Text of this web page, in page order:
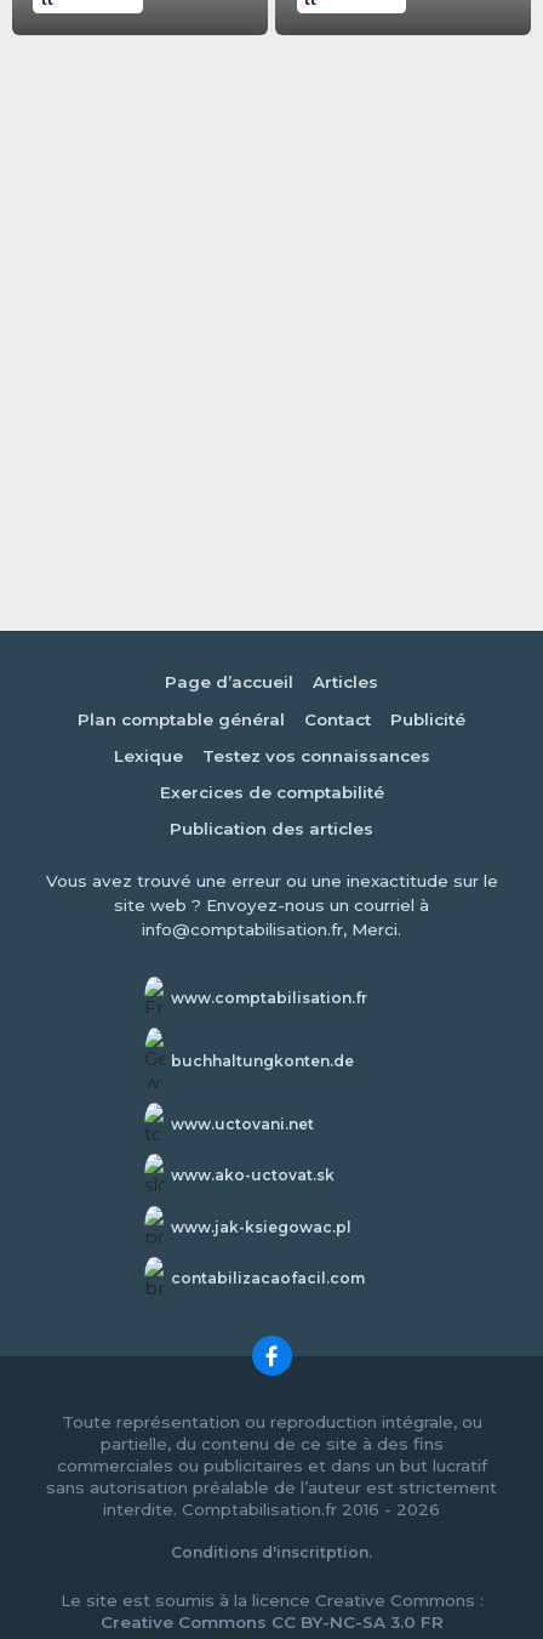
Page d’accueil
Articles
Plan comptable général
Contact
Publicité
Lexique
Testez vos connaissances
Exercices de comptabilité
Publication des articles
Vous avez trouvé une erreur ou une inexactitude sur le
site web ? Envoyez-nous un courriel à
info@comptabilisation.fr, Merci.
www.comptabilisation.fr
buchhaltungkonten.de
www.uctovani.net
www.ako-uctovat.sk
www.jak-ksiegowac.pl
contabilizacaofacil.com
Toute représentation ou reproduction intégrale, ou
partielle, du contenu de ce site à des fins
commerciales ou publicitaires et dans un but lucratif
sans autorisation préalable de l’auteur est strictement
interdite. Comptabilisation.fr 2016 - 2026
Conditions d'inscritption.
Le site est soumis à la licence Creative Commons :
Creative Commons CC BY-NC-SA 3.0 FR